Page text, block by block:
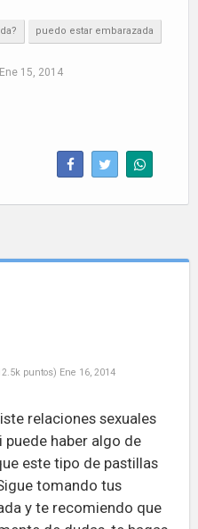
puedo estar embarazada
Ene 15, 2014
puntos) Ene 16, 2014
relaciones sexuales
haber algo de
este tipo de pastillas
tomando tus
y te recomiendo que